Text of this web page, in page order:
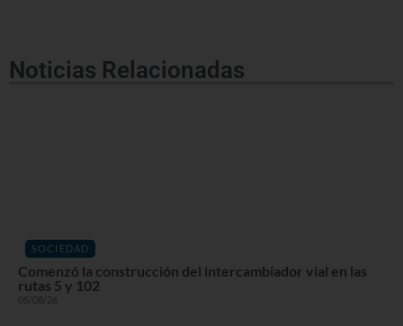
Noticias Relacionadas
SOCIEDAD
Comenzó la construcción del intercambiador vial en las
rutas 5 y 102
05/08/26